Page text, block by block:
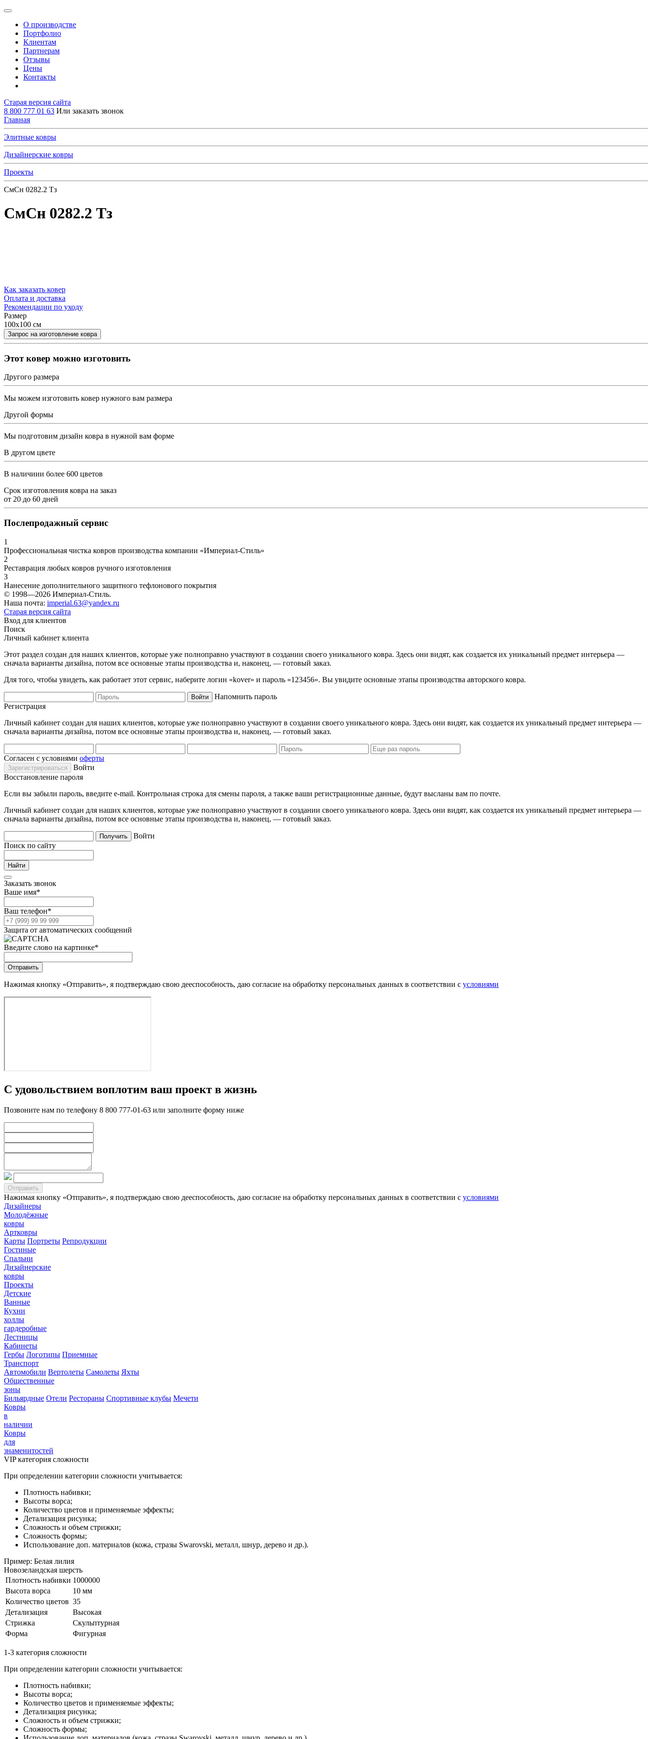
О производстве
Портфолио
Клиентам
Партнерам
Отзывы
Цены
Контакты
Старая версия сайта
8 800 777 01 63 Или заказать звонок
Главная
Элитные ковры
Дизайнерские ковры
Проекты
СмСн 0282.2 Тз
СмСн 0282.2 Тз
Как заказать ковер
Оплата и доставка
Рекомендации по уходу
Размер
100x100 см
Этот ковер можно изготовить
Другого размера
Мы можем изготовить ковер нужного вам размера
Другой формы
Мы подготовим дизайн ковра в нужной вам форме
В другом цвете
В наличиии более 600 цветов
Срок изготовления ковра на заказ
от 20 до 60 дней
Послепродажный сервис
1
Профессиональная чистка ковров производства компании «Империал-Стиль»
2
Реставрация любых ковров ручного изготовления
3
Нанесение дополнительного защитного тефлонового покрытия
© 1998—2026 Империал-Стиль.
Наша почта: imperial.63@yandex.ru
Старая версия сайта
Вход для клиентов
Поиск
Личный кабинет клиента
Этот раздел создан для наших клиентов, которые уже полноправно участвуют в создании своего уникального ковра. Здесь они видят, как создается их уникальный предмет интерьера —
сначала варианты дизайна, потом все основные этапы производства и, наконец, — готовый заказ.
Для того, чтобы увидеть, как работает этот сервис, наберите логин «kover» и пароль «123456». Вы увидите основные этапы производства авторского ковра.
Напомнить пароль
Регистрация
Личный кабинет создан для наших клиентов, которые уже полноправно участвуют в создании своего уникального ковра. Здесь они видят, как создается их уникальный предмет интерьера —
сначала варианты дизайна, потом все основные этапы производства и, наконец, — готовый заказ.
Согласен с условиями оферты
Войти
Восстановление пароля
Если вы забыли пароль, введите e-mail. Контрольная строка для смены пароля, а также ваши регистрационные данные, будут высланы вам по почте.
Личный кабинет создан для наших клиентов, которые уже полноправно участвуют в создании своего уникального ковра. Здесь они видят, как создается их уникальный предмет интерьера —
сначала варианты дизайна, потом все основные этапы производства и, наконец, — готовый заказ.
Войти
Поиск по сайту
Заказать звонок
Ваше имя*
Ваш телефон*
Защита от автоматических сообщений
Введите слово на картинке*
Нажимая кнопку «Отправить», я подтверждаю свою дееспособность, даю согласие на обработку персональных данных в соответствии с условиями
С удовольствием воплотим ваш проект в жизнь
Позвоните нам по телефону 8 800 777-01-63 или заполните форму ниже
Нажимая кнопку «Отправить», я подтверждаю свою дееспособность, даю согласие на обработку персональных данных в соответствии с условиями
Дизайнеры
Молодёжные
ковры
Артковры
Карты Портреты Репродукции
Гостиные
Спальни
Дизайнерские
ковры
Проекты
Детские
Ванные
Кухни
холлы
гардеробные
Лестницы
Кабинеты
Гербы Логотипы Приемные
Транспорт
Автомобили Вертолеты Самолеты Яхты
Общественные
зоны
Бильярдные Отели Рестораны Спортивные клубы Мечети
Ковры
в
наличии
Ковры
для
знаменитостей
VIP категория сложности
При определении категории сложности учитывается:
Плотность набивки;
Высоты ворса;
Количество цветов и применяемые эффекты;
Детализация рисунка;
Сложность и объем стрижки;
Сложность формы;
Использование доп. материалов (кожа, стразы Swarovski, металл, шнур, дерево и др.).
Пример: Белая лилия
Новозеландская шерсть
Плотность набивки 1000000
Высота ворса
10 мм
Количество цветов 35
Детализация
Высокая
Стрижка
Скульптурная
Форма
Фигурная
1-3 категория сложности
При определении категории сложности учитывается:
Плотность набивки;
Высоты ворса;
Количество цветов и применяемые эффекты;
Детализация рисунка;
Сложность и объем стрижки;
Сложность формы;